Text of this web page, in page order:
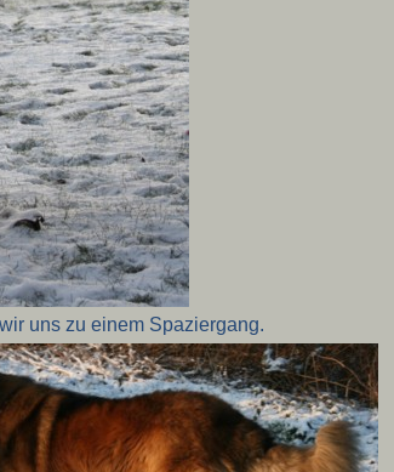
uns zu einem Spaziergang.